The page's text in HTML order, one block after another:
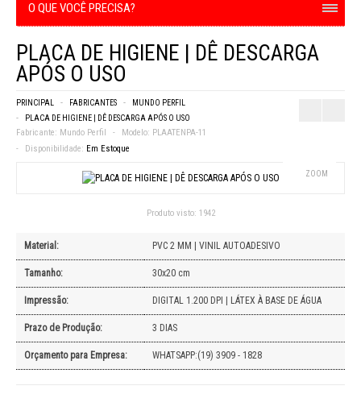
O QUE VOCÊ PRECISA?
PLACA DE HIGIENE | DÊ DESCARGA
APÓS O USO
PRINCIPAL FABRICANTES
MUNDO PERFIL
PLACA DE HIGIENE | DÊ DESCARGA APÓS O USO
Fabricante: Mundo Perfil Modelo: PLAATENPA-11
Disponibilidade: Em Estoque
ZOOM
Produto visto: 1942
Material: PVC 2 MM | VINIL AUTOADESIVO
Tamanho: 30x20 cm
Impressão: DIGITAL 1.200 DPI | LÁTEX À BASE DE ÁGUA
Prazo de Produção: 3 DIAS
Orçamento para Empresa: WHATSAPP:(19) 3909 - 1828